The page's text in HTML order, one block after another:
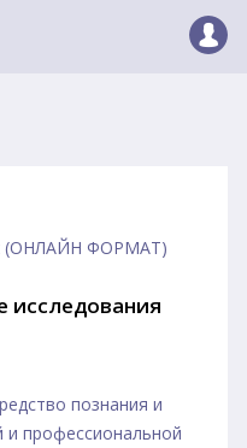
(ОНЛАЙН ФОРМАТ)
исследования
познания и
и профессиональной